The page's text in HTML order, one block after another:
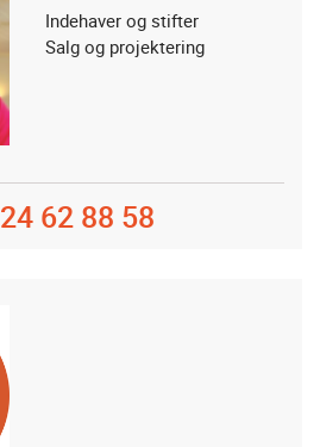
Indehaver og stifter
Salg og projektering
24 62 88 58